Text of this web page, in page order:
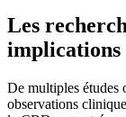
Les
implications
De multiples études
observations